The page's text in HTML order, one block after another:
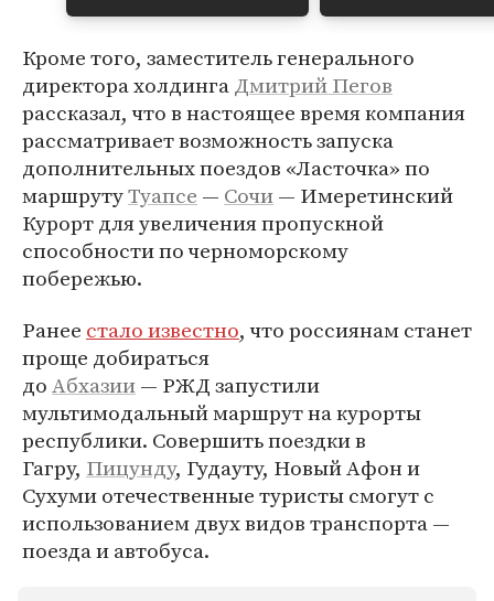
Кроме того, заместитель генерального
директора холдингаДмитрий Пегов
рассказал, что в настоящее время компания
рассматривает возможность запуска
дополнительных поездов «Ласточка» по
маршрутуТуапсе — Сочи— Имеретинский
Курорт для увеличения пропускной
способности по черноморскому
побережью.
Ранее стало известно, что россиянам станет
проще добираться
доАбхазии— РЖД запустили
мультимодальный маршрут на курорты
республики. Совершить поездки в
Гагру, Пицунду, Гудауту, Новый Афон и
Сухуми отечественные туристы смогут с
использованием двух видов транспорта —
поезда и автобуса.